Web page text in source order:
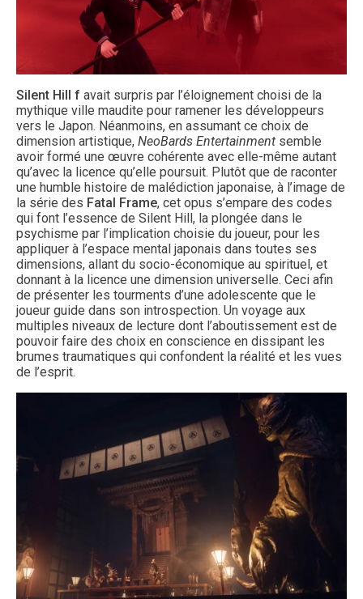
Silent Hill f avait surpris par l’éloignement choisi de la
mythique ville maudite pour ramener les développeurs
vers le Japon. Néanmoins, en assumant ce choix de
dimension artistique, NeoBards Entertainment semble
avoir formé une œuvre cohérente avec elle-même autant
qu’avec la licence qu’elle poursuit. Plutôt que de raconter
une humble histoire de malédiction japonaise, à l’image de
la série des Fatal Frame, cet opus s’empare des codes
qui font l’essence de Silent Hill, la plongée dans le
psychisme par l’implication choisie du joueur, pour les
appliquer à l’espace mental japonais dans toutes ses
dimensions, allant du socio-économique au spirituel, et
donnant à la licence une dimension universelle. Ceci afin
de présenter les tourments d’une adolescente que le
joueur guide dans son introspection. Un voyage aux
multiples niveaux de lecture dont l’aboutissement est de
pouvoir faire des choix en conscience en dissipant les
brumes traumatiques qui confondent la réalité et les vues
de l’esprit.